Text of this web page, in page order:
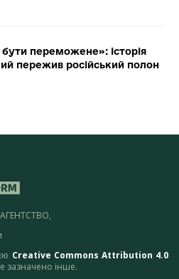
переможене»: історія
пережив російський полон
Creative Commons Attribution 4.0
зазначено інше.